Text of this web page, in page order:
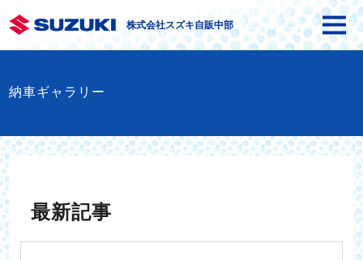
株式会社スズキ自販中部
納車ギャラリー
最新記事